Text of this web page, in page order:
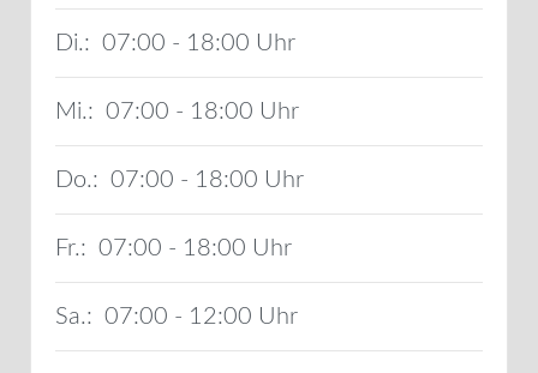
Di.: 07:00 - 18:00
Mi.: 07:00 - 18:00
Do.: 07:00 - 18:00
Fr.: 07:00 - 18:00
Sa.: 07:00 - 12:00